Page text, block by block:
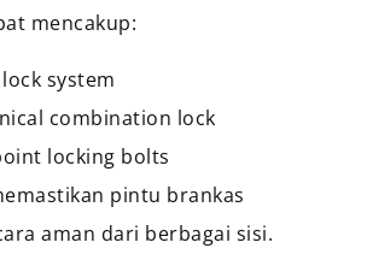
mencakup:
system
combination lock
locking bolts
pintu brankas
aman dari berbagai sisi.